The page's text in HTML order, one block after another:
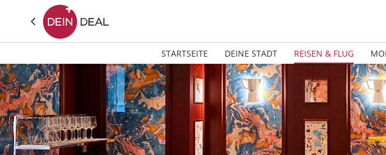
STARTSEITE DEINE STADT REISEN & FLUG